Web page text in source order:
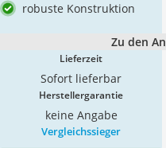
robuste Konstruktion
Zu den
Lieferzeit
Sofort lieferbar
Herstellergarantie
keine Angabe
Vergleichssieger